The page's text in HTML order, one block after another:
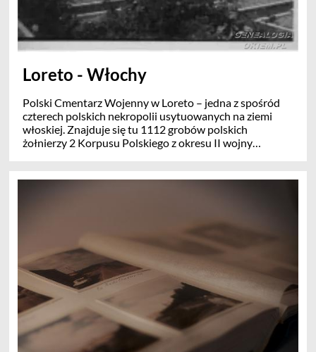
są tu tez konfesjonały i organy
Loreto - Włochy
Polski Cmentarz Wojenny w Loreto – jedna z spośród
czterech polskich nekropolii usytuowanych na ziemi
włoskiej. Znajduje się tu 1112 grobów polskich
żołnierzy 2 Korpusu Polskiego z okresu II wojny
Sanktuarium Santa Casa w Loreto i Autostradą
Budowę cmentarza nadzorował inż. Roman Wajda.